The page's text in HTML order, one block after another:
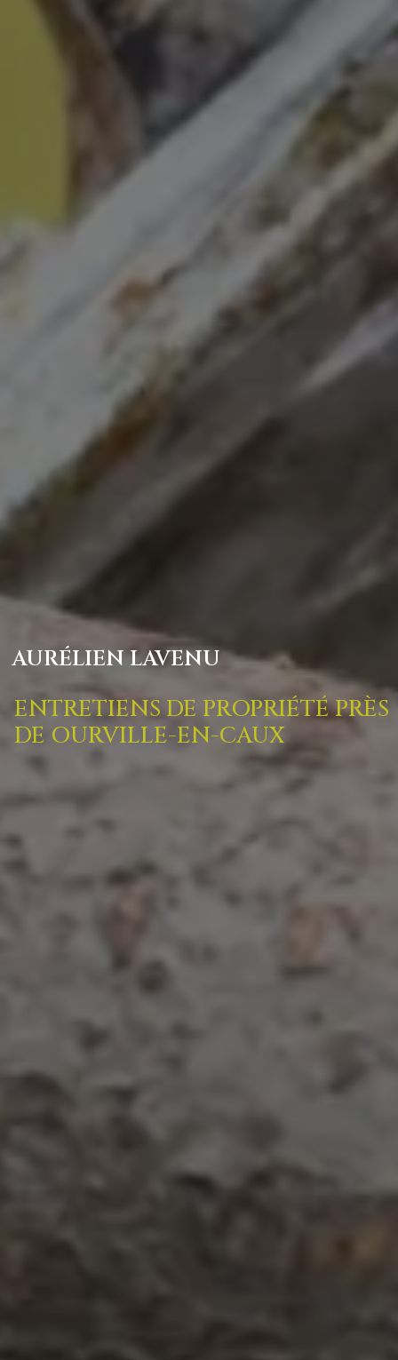
ENTRETIENS DE PROPRIÉTÉ PRÈS
DE OURVILLE-EN-CAUX
AURÉLIEN LAVENU